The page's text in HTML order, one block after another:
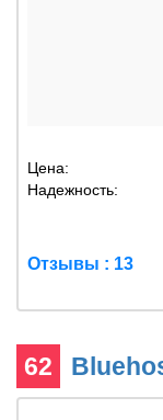
Цена:
Надежность:
Отзывы : 13
62